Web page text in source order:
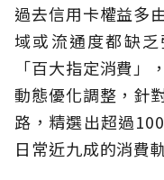
過去信用卡權益多
域或流通度都缺
「百大指定消費」
動態優化調整，針
路，精選出超過
日常近九成的消費